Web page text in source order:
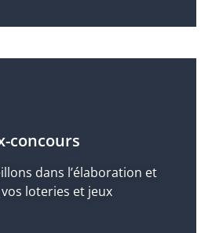
concours
dans l’élaboration et
loteries et jeux